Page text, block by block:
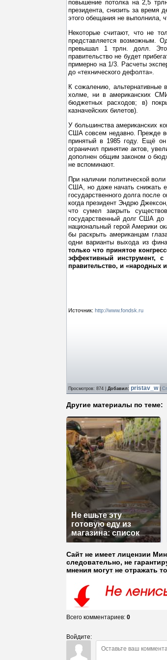
повышение потолка на 2,5
президента, снизить за время
этого обещания не выполнила,
Некоторые считают, что не
представляется возможным.
превышал 1 трлн. долл.
правительство не будет
примерно на 1/3. Расчеты
до «технического дефолта».
К сожалению, альтернативные
холме, ни в американских
бюджетных расходов; в)
казначейских билетов).
У большинства американских
США совсем недавно. Прежде
принятый в 1985 году. Ещё он
ограничил принятие актов,
дополнен общим законом о
не вспоминают.
При наличии политической
США, но даже начать снижать
государственного долга
когда президент Эндрю
что сумел закрыть
государственный долг США до
национальный герой Америки
бы раскрыть американцам
одни варианты выхода из
только что принятое
эффективный инструмент,
правительство, и «народных
Источник: http://www.fondsk.ru
Просмотров: 874 | Добавил: pristav_w
Другие материалы по теме:
Не ешьте эту
готовую еду из
магазина: список
Сайт не имеет лицензии
следовательно, не
мнения могут не отражать
Всего комментариев: 0
Войдите: